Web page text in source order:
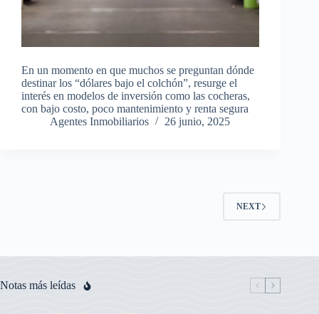
En un momento en que muchos se preguntan dónde
destinar los “dólares bajo el colchón”, resurge el
interés en modelos de inversión como las cocheras,
con bajo costo, poco mantenimiento y renta segura
Agentes Inmobiliarios
26 junio, 2025
NEXT
Notas más leídas